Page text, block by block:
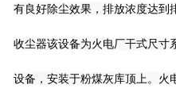
有良好除尘效果，排放浓度达到
收尘器该设备为火电厂干式尺寸
设备，安装于粉煤灰库顶上。火